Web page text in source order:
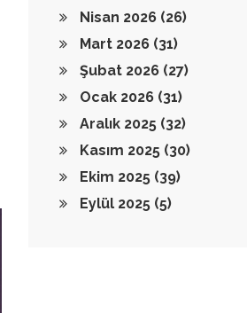
Nisan 2026 (26)
Mart 2026 (31)
Şubat 2026 (27)
Ocak 2026 (31)
Aralık 2025 (32)
Kasım 2025 (30)
Ekim 2025 (39)
Eylül 2025 (5)